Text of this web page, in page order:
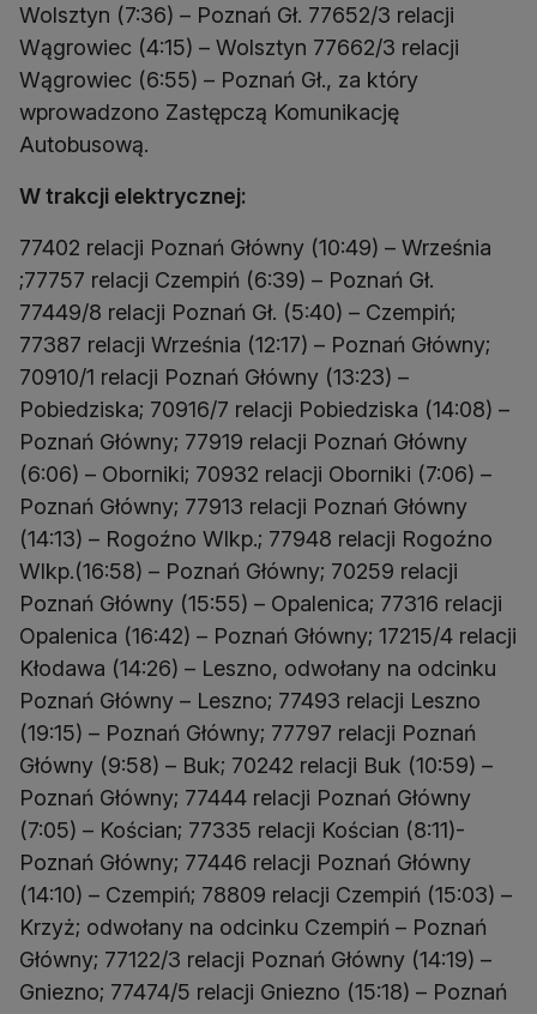
Wolsztyn (7:36) – Poznań Gł. 77652/3 relacji
Wągrowiec (4:15) – Wolsztyn 77662/3 relacji
Wągrowiec (6:55) – Poznań Gł., za który
wprowadzono Zastępczą Komunikację
Autobusową.
W trakcji elektrycznej:
77402 relacji Poznań Główny (10:49) – Września
;77757 relacji Czempiń (6:39) – Poznań Gł.
77449/8 relacji Poznań Gł. (5:40) – Czempiń;
77387 relacji Września (12:17) – Poznań Główny;
70910/1 relacji Poznań Główny (13:23) –
Pobiedziska; 70916/7 relacji Pobiedziska (14:08) –
Poznań Główny; 77919 relacji Poznań Główny
(6:06) – Oborniki; 70932 relacji Oborniki (7:06) –
Poznań Główny; 77913 relacji Poznań Główny
(14:13) – Rogoźno Wlkp.; 77948 relacji Rogoźno
Wlkp.(16:58) – Poznań Główny; 70259 relacji
Poznań Główny (15:55) – Opalenica; 77316 relacji
Opalenica (16:42) – Poznań Główny; 17215/4 relacji
Kłodawa (14:26) – Leszno, odwołany na odcinku
Poznań Główny – Leszno; 77493 relacji Leszno
(19:15) – Poznań Główny; 77797 relacji Poznań
Główny (9:58) – Buk; 70242 relacji Buk (10:59) –
Poznań Główny; 77444 relacji Poznań Główny
(7:05) – Kościan; 77335 relacji Kościan (8:11)-
Poznań Główny; 77446 relacji Poznań Główny
(14:10) – Czempiń; 78809 relacji Czempiń (15:03) –
Krzyż; odwołany na odcinku Czempiń – Poznań
Główny; 77122/3 relacji Poznań Główny (14:19) –
Gniezno; 77474/5 relacji Gniezno (15:18) – Poznań